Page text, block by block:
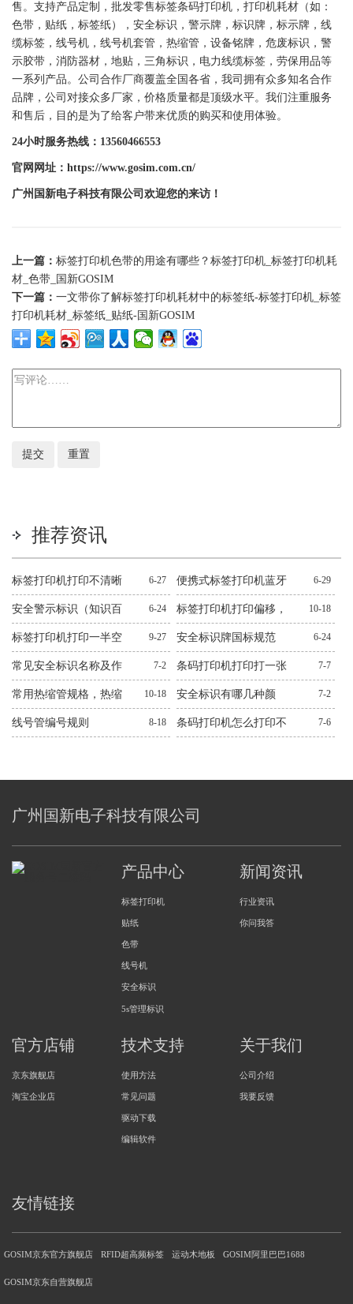
售。支持产品定制，批发零售标签条码打印机 ， 打印机耗材（如：
色带 ， 贴纸 ， 标签纸），安全标识， 警示牌 ， 标识牌 ， 标示牌 ，线
缆标签 ，线号机，线号机套管，热缩管，设备铭牌， 危废标识 ，警
示胶带，消防器材，地贴，三角标识，电力线缆标签 ，劳保用品等
一系列产品。公司合作厂商覆盖全国各省，我司拥有众多知名合作
品牌，公司对接众多厂家，价格质量都是顶级水平。我们注重服务
和售后，目的是为了给客户带来优质的购买和使用体验。
24小时服务热线：13560466553
官网网址：https://www.gosim.com.cn/
广州 国新电子科技有限公司欢迎您的来访！
上一篇： 标签打印机色带的用途有哪些？标签打印机_标签打印机耗
材_色带_国新GOSIM
下一篇： 一文带你了解标签打印机耗材中的标签纸-标签打印机_标签
打印机耗材_标签纸_贴纸-国新GOSIM
推荐资讯
标签打印机打印不清晰
怎么处理？十二种常见
问题解决方法
6-27 便携式标签打印机蓝牙
连不上解决方法
6-29
安全警示标识（知识百
科）
6-24 标签打印机打印偏移，
错位，跳纸解决方法
10-18
标签打印机打印一半空
白解决方法
9-27 安全标识牌国标规范 6-24
常见安全标识名称及作
用图文
7-2 条码打印机打印打一张
空一张解决方法
7-7
常用热缩管规格，热缩
管规格大全
10-18 安全标识有哪几种颜
色？有什么作用？
7-2
线号管编号规则 8-18 条码打印机怎么打印不 7-6
广州国新电子科技有限公司
产品中心
标签打印机
贴纸
色带
线号机
安全标识
5s管理标识
新闻资讯
行业资讯
你问我答
官方店铺
京东旗舰店
淘宝企业店
技术支持
使用方法
常见问题
驱动下载
编辑软件
关于我们
公司介绍
我要反馈
友情链接
GOSIM京东官方旗舰店 RFID超高频标签 运动木地板 GOSIM阿里巴巴1688
GOSIM京东自营旗舰店